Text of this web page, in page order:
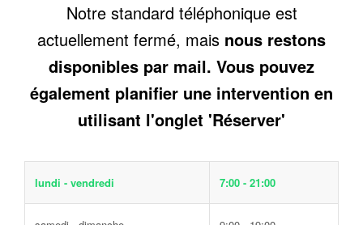
Notre standard téléphonique est
actuellement fermé, mais nous restons
disponibles par mail. Vous pouvez
également planifier une intervention en
utilisant l'onglet 'Réserver'
lundi - vendredi 7:00 - 21:00